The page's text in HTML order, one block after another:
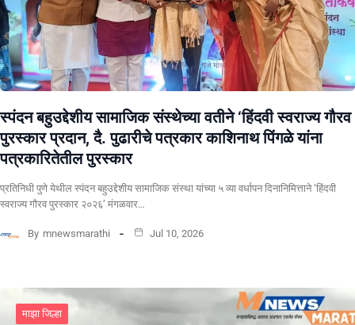
स्पंदन बहुउद्देशीय सामाजिक संस्थेच्या वतीने ‘हिंदवी स्वराज्य गौरव
पुरस्कार प्रदान, दै. पुढारीचे पत्रकार काशिनाथ पिंगळे यांना
पत्रकारितेतील पुरस्कार
प्रतिनिधी पुणे येथील स्पंदन बहुउद्देशीय सामाजिक संस्था यांच्या ५ व्या वर्धापन दिनानिमित्ताने ‘हिंदवी
स्वराज्य गौरव पुरस्कार २०२६’ मंगळवार…
By mnewsmarathi Jul 10, 2026
माझा जिल्हा